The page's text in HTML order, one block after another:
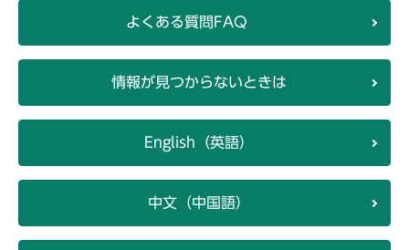
よくある質問FAQ
情報が見つからないときは
English（英語）
中文（中国語）